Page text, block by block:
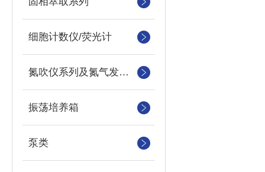
细胞计数仪/荧光计
氮吹仪系列及氮气发生器
振荡培养箱
泵类